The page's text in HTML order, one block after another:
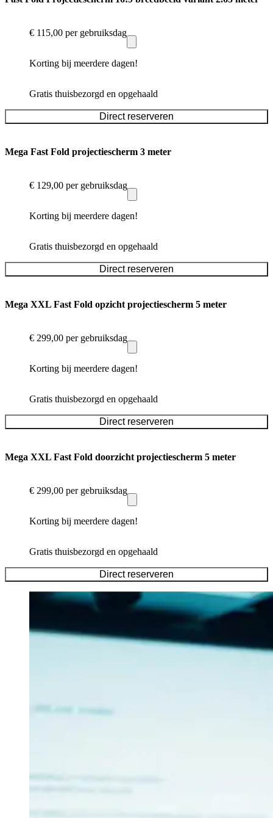
€ 115,00 per gebruiksdag
Korting bij meerdere dagen!
Gratis thuisbezorgd en opgehaald
Direct reserveren
Mega Fast Fold projectiescherm 3 meter
€ 129,00 per gebruiksdag
Korting bij meerdere dagen!
Gratis thuisbezorgd en opgehaald
Direct reserveren
Mega XXL Fast Fold opzicht projectiescherm 5 meter
€ 299,00 per gebruiksdag
Korting bij meerdere dagen!
Gratis thuisbezorgd en opgehaald
Direct reserveren
Mega XXL Fast Fold doorzicht projectiescherm 5 meter
€ 299,00 per gebruiksdag
Korting bij meerdere dagen!
Gratis thuisbezorgd en opgehaald
Direct reserveren